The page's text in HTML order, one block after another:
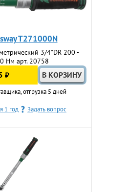
T271000N
3/4"DR 200 -
Нм арт. 20758
₽
отгрузка 5 дней
1 год Задать вопрос